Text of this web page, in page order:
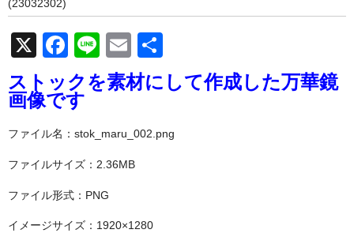
(23032302)
X
F
a
c
e
b
o
o
k
Li
n
e
E
m
ail
有
ストックを素材にして作成した万華鏡
画像です
ファイル名：stok_maru_002.png
ファイルサイズ：2.36MB
ファイル形式：PNG
イメージサイズ：1920×1280